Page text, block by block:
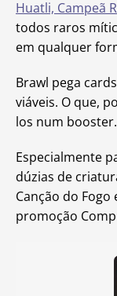
Huatli, Campeã
todos raros
em qualquer
Brawl pega
viáveis. O que,
los num
Especialmente
dúzias de
Canção do
promoção